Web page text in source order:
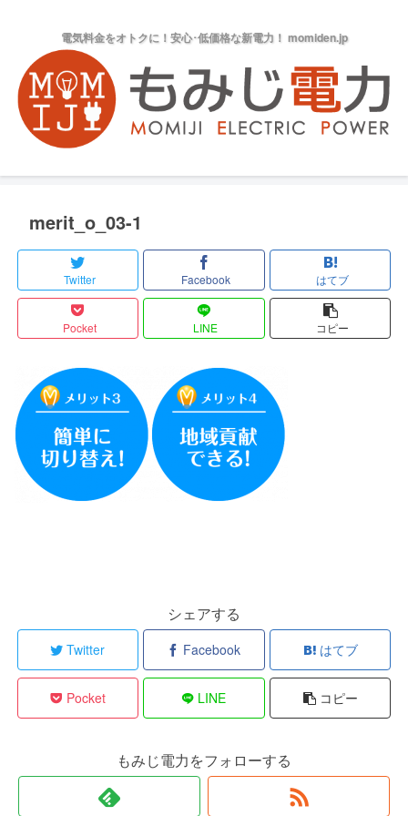
電気料金をオトクに！安心･低価格な新電力！ momiden.jp
merit_o_03-1
Twitter Facebook はてブ
Pocket LINE コピー
シェアする
Twitter Facebook はてブ
Pocket LINE コピー
もみじ電力をフォローする